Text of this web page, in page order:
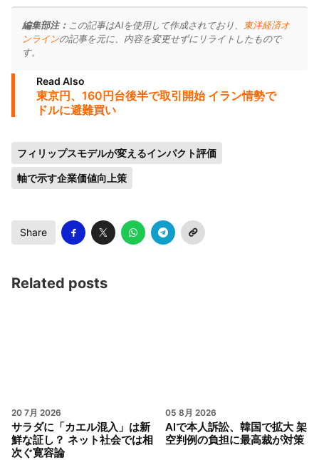
編集部注： この記事はAIを使用して作成されており、
東洋経済オ
ンラインの記事を元に、内容を変更せずにリライトしたもので
す。
Read Also
東京円、160円台後半で取引開始 イラン情勢で
ドルに避難買い
フィリップスモデルが変えるインパクト評価
軸で示す企業価値向上策
Share
Related posts
20 7月 2026
サラダに「カエル混入」は新
鮮な証し？ ネット社会では相
次ぐ寛容論
05 8月 2026
AIで本人訴訟、韓国で拡大 架
空判例の負担に最高裁が対策